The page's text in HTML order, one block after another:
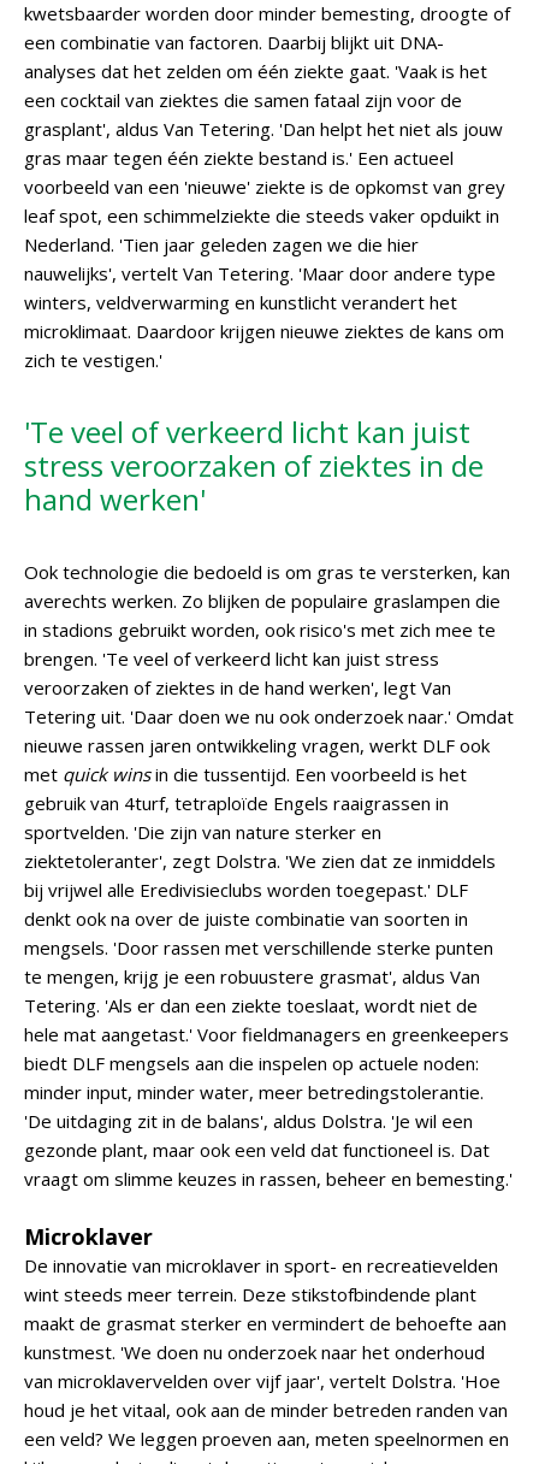
kwetsbaarder worden door minder bemesting, droogte of
een combinatie van factoren. Daarbij blijkt uit DNA-
analyses dat het zelden om één ziekte gaat. 'Vaak is het
een cocktail van ziektes die samen fataal zijn voor de
grasplant', aldus Van Tetering. 'Dan helpt het niet als jouw
gras maar tegen één ziekte bestand is.' Een actueel
voorbeeld van een 'nieuwe' ziekte is de opkomst van grey
leaf spot, een schimmelziekte die steeds vaker opduikt in
Nederland. 'Tien jaar geleden zagen we die hier
nauwelijks', vertelt Van Tetering. 'Maar door andere type
winters, veldverwarming en kunstlicht verandert het
microklimaat. Daardoor krijgen nieuwe ziektes de kans om
zich te vestigen.'
'Te veel of verkeerd licht kan juist
stress veroorzaken of ziektes in de
hand werken'
Ook technologie die bedoeld is om gras te versterken, kan
averechts werken. Zo blijken de populaire graslampen die
in stadions gebruikt worden, ook risico's met zich mee te
brengen. 'Te veel of verkeerd licht kan juist stress
veroorzaken of ziektes in de hand werken', legt Van
Tetering uit. 'Daar doen we nu ook onderzoek naar.' Omdat
nieuwe rassen jaren ontwikkeling vragen, werkt DLF ook
met quick winsin die tussentijd. Een voorbeeld is het
gebruik van 4turf, tetraploïde Engels raaigrassen in
sportvelden. 'Die zijn van nature sterker en
ziektetoleranter', zegt Dolstra. 'We zien dat ze inmiddels
bij vrijwel alle Eredivisieclubs worden toegepast.' DLF
denkt ook na over de juiste combinatie van soorten in
mengsels. 'Door rassen met verschillende sterke punten
te mengen, krijg je een robuustere grasmat', aldus Van
Tetering. 'Als er dan een ziekte toeslaat, wordt niet de
hele mat aangetast.' Voor fieldmanagers en greenkeepers
biedt DLF mengsels aan die inspelen op actuele noden:
minder input, minder water, meer betredingstolerantie.
'De uitdaging zit in de balans', aldus Dolstra. 'Je wil een
gezonde plant, maar ook een veld dat functioneel is. Dat
vraagt om slimme keuzes in rassen, beheer en bemesting.'
Microklaver
De innovatie van microklaver in sport- en recreatievelden
wint steeds meer terrein. Deze stikstofbindende plant
maakt de grasmat sterker en vermindert de behoefte aan
kunstmest. 'We doen nu onderzoek naar het onderhoud
van microklavervelden over vijf jaar', vertelt Dolstra. 'Hoe
houd je het vitaal, ook aan de minder betreden randen van
een veld? We leggen proeven aan, meten speelnormen en